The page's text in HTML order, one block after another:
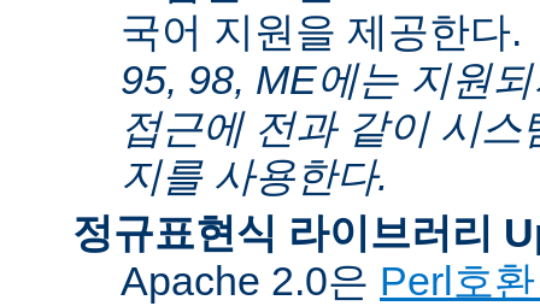
국어 지원을 제공한다.
95, 98, ME에는 지원
접근에 전과 같이 시
지를 사용한다.
정규표현식 라이브러리
Apache 2.0은 Perl호